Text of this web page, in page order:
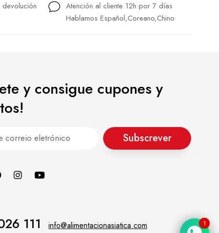
Atención al cliente 12h por 7 días
Hablamos Español,Coreano,Chino
y consigue cupones y
Subscrever
111 info@alimentacionasiatica.com 1